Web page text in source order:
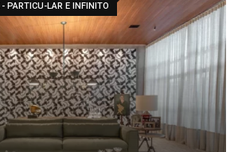
PARTICU-LAR E INFINITO